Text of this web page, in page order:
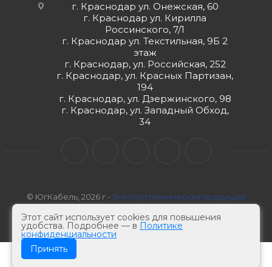
г. Краснодар ул. Онежская, 60
г. Краснодар ул. Кирилла
Россинского, 7/1
г. Краснодар ул. Текстильная, 9Б 2
этаж
г. Краснодар, ул. Российская, 252
г. Краснодар, ул. Красных Партизан,
194
г. Краснодар, ул. Дзержинского, 98
г. Краснодар, ул. Западный Обход,
34
© ЮгКабель, 2026 г - Электротехническая продукция
Этот сайт использует cookies для повышения
удобства. Подробнее — в Политике
конфиденциальности
Принять